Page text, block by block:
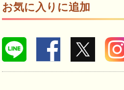
お気に入りに追加